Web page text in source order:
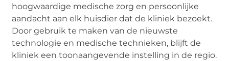
hoogwaardige medische zorg en persoonlijke
aandacht aan elk huisdier dat de kliniek bezoekt.
Door gebruik te maken van de nieuwste
technologie en medische technieken, blijft de
kliniek een toonaangevende instelling in de regio.